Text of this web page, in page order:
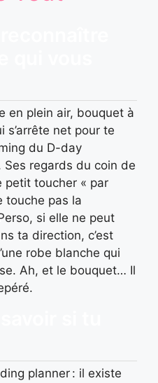
en plein air, bouquet à
s’arrête net pour te
du D-day
regards du coin de
petit toucher « par
touche pas la
si elle ne peut
ta direction, c’est
robe blanche qui
Ah, et le bouquet… Il
planner : il existe